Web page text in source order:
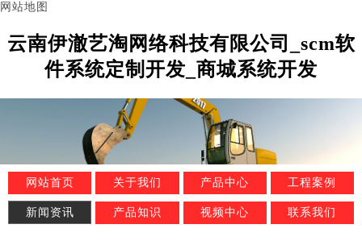
网站地图
云南伊澈艺淘网络科技有限公司_scm软
件系统定制开发_商城系统开发
网站首页 关于我们 产品中心 工程案例
新闻资讯 产品知识 视频中心 联系我们